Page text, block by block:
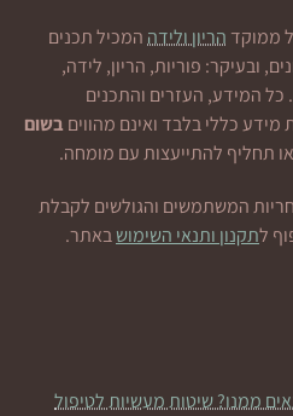
ממוקד הריון ולידההמכיל תכנים
ובעיקר: פוריות, הריון, לידה,
כל המידע, העזרים והתכנים
כללי בלבד ואינם מהוויםבשום
תחליף להתייעצות עם מומחה.
המשתמשים והגולשים לקבלת
לתקנון ותנאי השימושבאתר.
ממנו? שיטות מעשיות לטיפול